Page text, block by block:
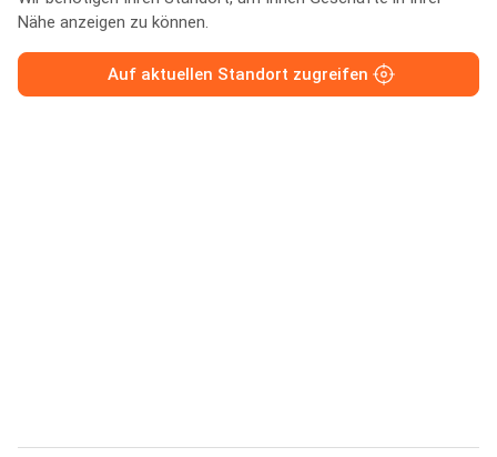
Nähe anzeigen zu können.
Auf aktuellen Standort zugreifen